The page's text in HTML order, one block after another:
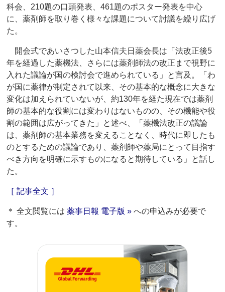
科会、210題の口頭発表、461題のポスター発表を中心
に、薬剤師を取り巻く様々な課題について討議を繰り広げ
た。
開会式であいさつした山本信夫日薬会長は「法改正後5
年を経過した薬機法、さらには薬剤師法の改正まで視野に
入れた議論が国の検討会で進められている」と言及。「わ
が国に薬律が制定されて以来、その基本的な概念に大きな
変化は加えられていないが、約130年を経た現在では薬剤
師の基本的な役割には変わりはないものの、その機能や役
割の範囲は広がってきた」と述べ、「薬機法改正の議論
は、薬剤師の基本業務を変えることなく、時代に即したも
のとするための議論であり、薬剤師や薬局にとって目指す
べき方向を明確に示すものになると期待している」と話し
た。
［ 記事全文 ］
＊ 全文閲覧には薬事日報 電子版 » への申込みが必要で
す。